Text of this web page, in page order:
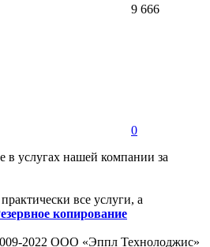
9 666
0
в услугах нашей компании за
все услуги, а
копирование
2022 ООО «Эппл Технолоджис»